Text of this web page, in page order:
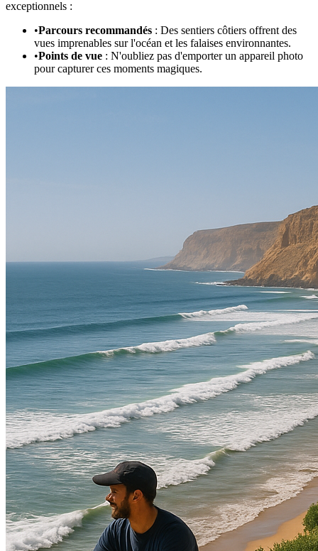
exceptionnels :
•Parcours recommandés : Des sentiers côtiers offrent des
vues imprenables sur l'océan et les falaises environnantes.
•Points de vue : N'oubliez pas d'emporter un appareil photo
pour capturer ces moments magiques.